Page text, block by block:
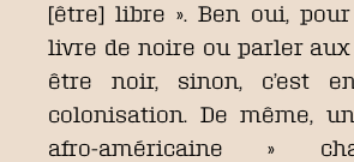
[être] libre ». Ben oui,
livre de noire ou parler
être noir, sinon, c’est
colonisation. De même,
afro-américaine »